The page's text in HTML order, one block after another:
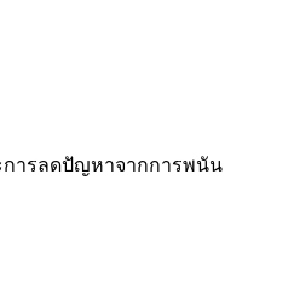
ารลดปัญหาจากการพนัน